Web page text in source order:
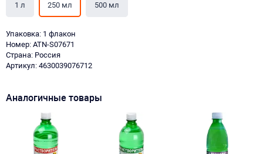
1 л 250 мл 500 мл
Упаковка: 1 флакон
Номер: ATN-S07671
Страна: Россия
Артикул: 4630039076712
Аналогичные товары